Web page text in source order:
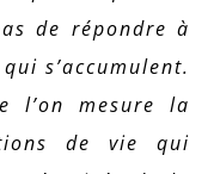
de répondre à
s’accumulent.
l’on mesure la
de vie qui